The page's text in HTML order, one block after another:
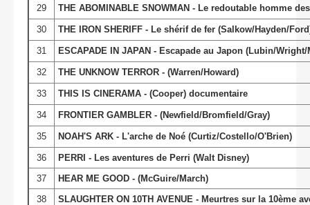
29 THE ABOMINABLE SNOWMAN - Le redoutable homme
30 THE IRON SHERIFF - Le shérif de fer (Salkow/Hayden/
31 ESCAPADE IN JAPAN - Escapade au Japon (Lubin/
32 THE UNKNOW TERROR - (Warren/Howard)
33 THIS IS CINERAMA - (Cooper) documentaire
34 FRONTIER GAMBLER - (Newfield/Bromfield/Gray)
35 NOAH'S ARK - L'arche de Noé (Curtiz/Costello/O'Brien)
36
PERRI - Les aventures de Perri (Walt Disney)
37
HEAR ME GOOD - (McGuire/March)
38
SLAUGHTER ON 10TH AVENUE - Meurtres sur la 10ème